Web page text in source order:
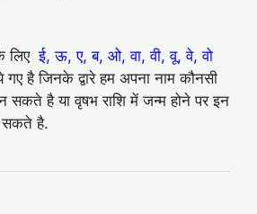
लिएई, ऊ, ए, ब, ओ, वा, वी, वू, वे, वो
गए है जिनके द्वारे हम अपना नाम कौनसी
सकते है या वृषभ राशि में जन्म होने पर इन
सकते है.